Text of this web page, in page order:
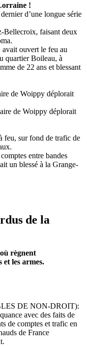
!
d’une longue série
Bellecroix, faisant deux
ouvert le feu au
quartier Boileau, à
de 22 ans et blessant
de Woippy déplorait
de Woippy déplorait
feu, sur fond de trafic de
entre bandes
un blessé à la Grange-
de la
règnent
et les armes.
DE NON-DROIT):
avec des faits de
de comptes et trafic en
de France